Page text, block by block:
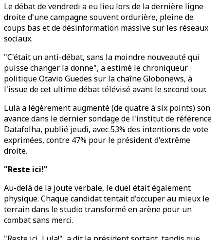
Le débat de vendredi a eu lieu lors de la dernière ligne
droite d'une campagne souvent ordurière, pleine de
coups bas et de désinformation massive sur les réseaux
sociaux.
"C'était un anti-débat, sans la moindre nouveauté qui
puisse changer la donne", a estimé le chroniqueur
politique Otavio Guedes sur la chaîne Globonews, à
l'issue de cet ultime débat télévisé avant le second tour.
Lula a légèrement augmenté (de quatre à six points) son
avance dans le dernier sondage de l'institut de référence
Datafolha, publié jeudi, avec 53% des intentions de vote
exprimées, contre 47% pour le président d'extrême
droite.
"Reste ici!"
Au-delà de la joute verbale, le duel était également
physique. Chaque candidat tentait d'occuper au mieux le
terrain dans le studio transformé en arène pour un
combat sans merci.